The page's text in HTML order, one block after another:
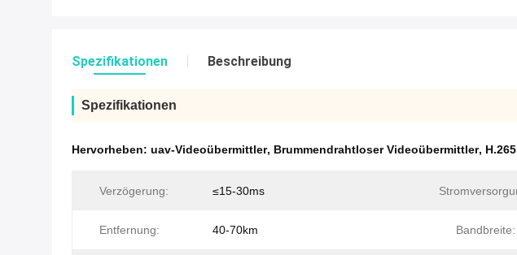
Spezifikationen Beschreibung
Spezifikationen
Hervorheben: uav-Videoübermittler, Brummendrahtloser Videoübermittler,
Verzögerung: ≤15-30ms
Entfernung: 40-70km Bandbreite: